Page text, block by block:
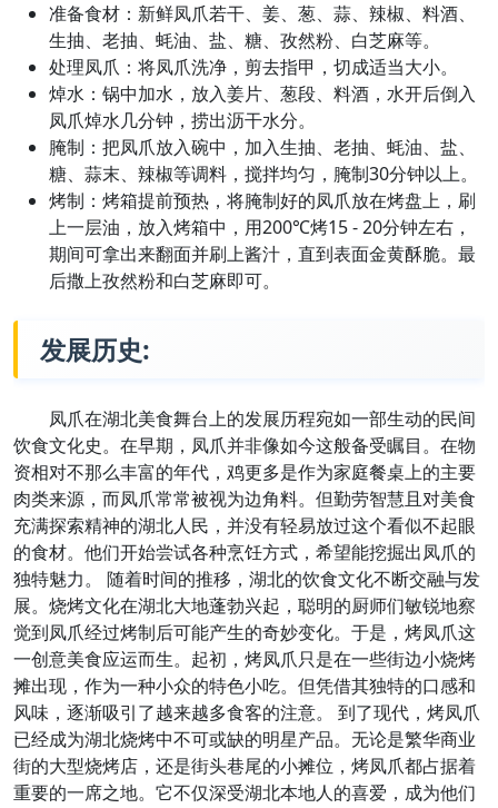
准备食材：新鲜凤爪若干、姜、葱、蒜、辣椒、料酒、
生抽、老抽、蚝油、盐、糖、孜然粉、白芝麻等。
处理凤爪：将凤爪洗净，剪去指甲，切成适当大小。
焯水：锅中加水，放入姜片、葱段、料酒，水开后倒入
凤爪焯水几分钟，捞出沥干水分。
腌制：把凤爪放入碗中，加入生抽、老抽、蚝油、盐、
糖、蒜末、辣椒等调料，搅拌均匀，腌制30分钟以上。
烤制：烤箱提前预热，将腌制好的凤爪放在烤盘上，刷
上一层油，放入烤箱中，用200℃烤15 - 20分钟左右，
期间可拿出来翻面并刷上酱汁，直到表面金黄酥脆。最
后撒上孜然粉和白芝麻即可。
发展历史:
凤爪在湖北美食舞台上的发展历程宛如一部生动的民间
饮食文化史。在早期，凤爪并非像如今这般备受瞩目。在物
资相对不那么丰富的年代，鸡更多是作为家庭餐桌上的主要
肉类来源，而凤爪常常被视为边角料。但勤劳智慧且对美食
充满探索精神的湖北人民，并没有轻易放过这个看似不起眼
的食材。他们开始尝试各种烹饪方式，希望能挖掘出凤爪的
独特魅力。 随着时间的推移，湖北的饮食文化不断交融与发
展。烧烤文化在湖北大地蓬勃兴起，聪明的厨师们敏锐地察
觉到凤爪经过烤制后可能产生的奇妙变化。于是，烤凤爪这
一创意美食应运而生。起初，烤凤爪只是在一些街边小烧烤
摊出现，作为一种小众的特色小吃。但凭借其独特的口感和
风味，逐渐吸引了越来越多食客的注意。 到了现代，烤凤爪
已经成为湖北烧烤中不可或缺的明星产品。无论是繁华商业
街的大型烧烤店，还是街头巷尾的小摊位，烤凤爪都占据着
重要的一席之地。它不仅深受湖北本地人的喜爱，成为他们